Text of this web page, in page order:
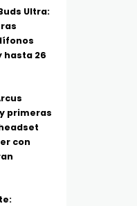
Ultra:
hasta 26
primeras
con